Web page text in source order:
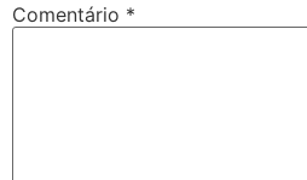
Comentário *